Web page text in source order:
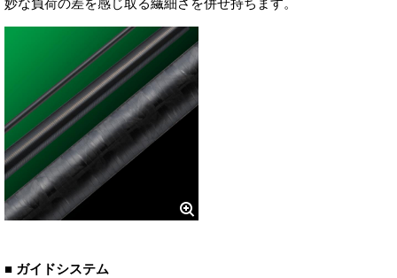
妙な負荷の差を感じ取る繊細さを併せ持ちます。
■ ガイドシステム